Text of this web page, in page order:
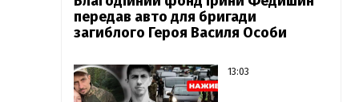
передав авто для бригади
загиблого Героя Василя Особи
13:03